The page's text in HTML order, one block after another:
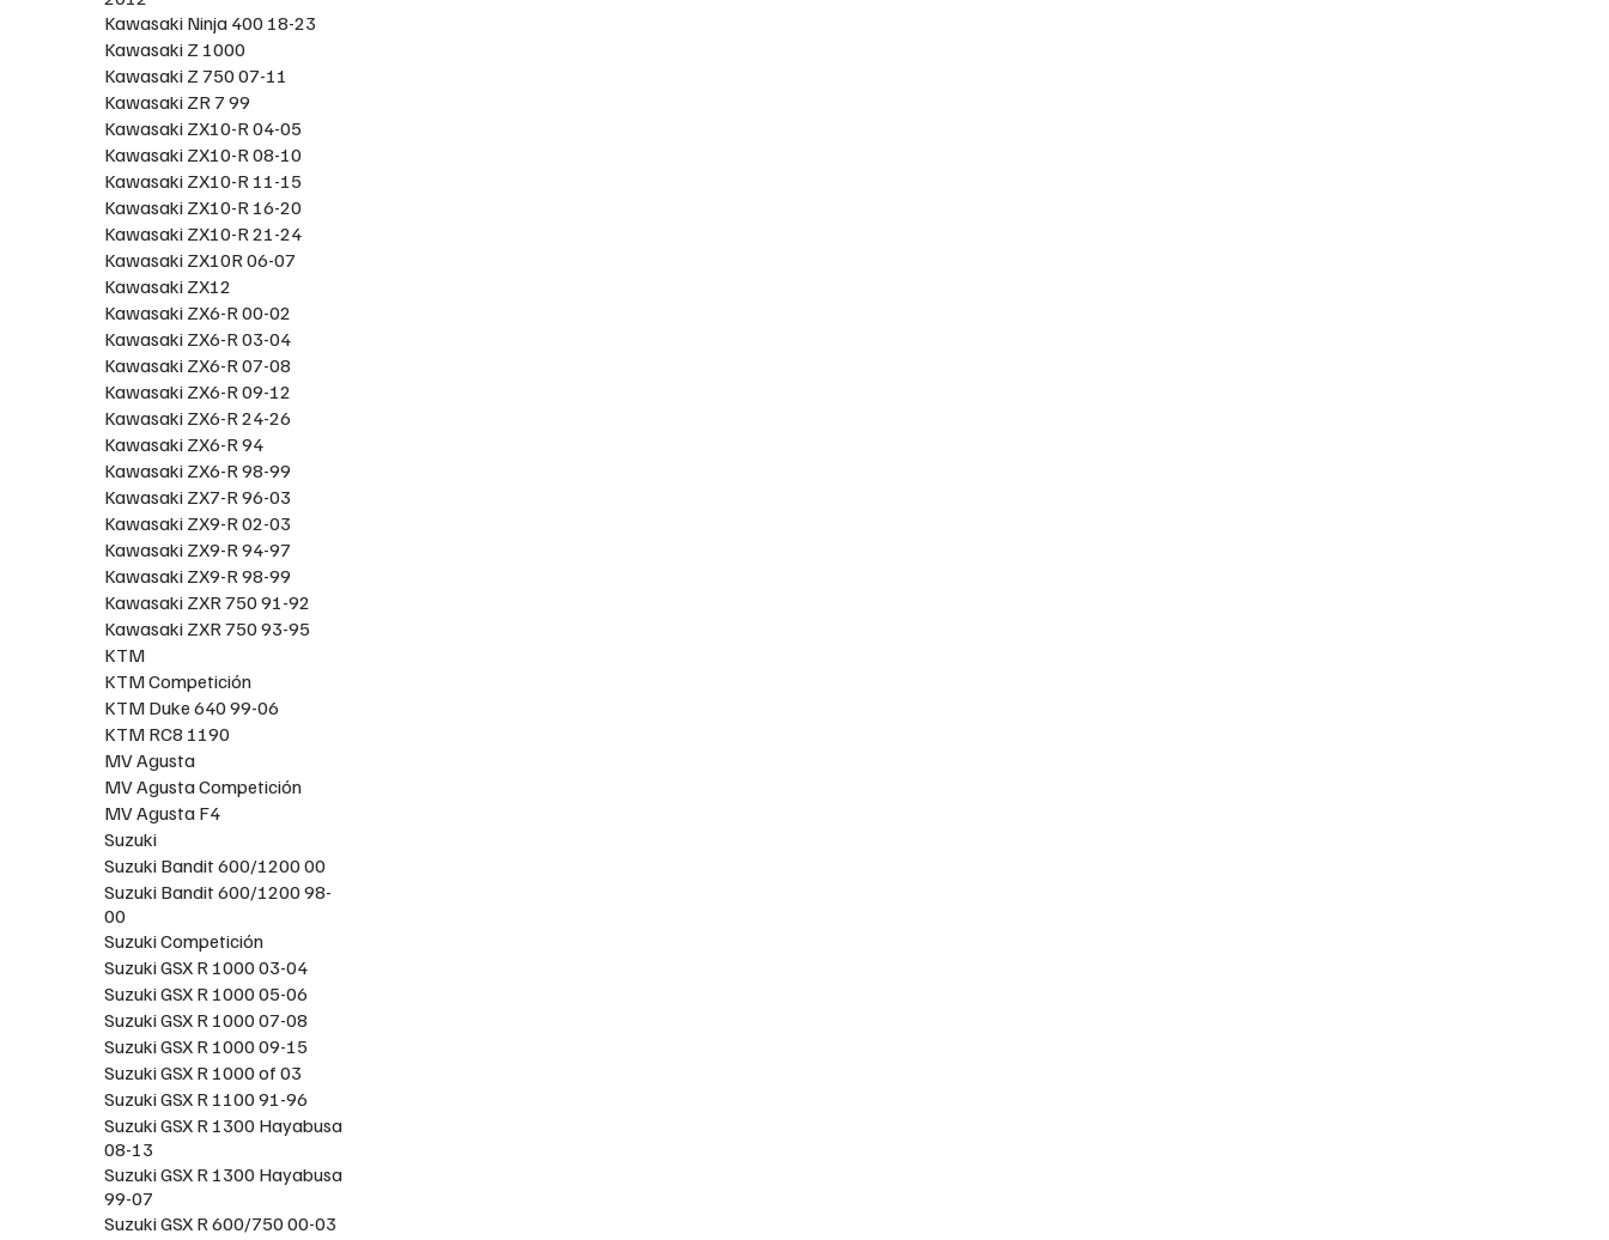
Kawasaki Ninja 400 18-23
Kawasaki Z 1000
Kawasaki Z 750 07-11
Kawasaki ZR 7 99
Kawasaki ZX10-R 04-05
Kawasaki ZX10-R 08-10
Kawasaki ZX10-R 11-15
Kawasaki ZX10-R 16-20
Kawasaki ZX10-R 21-24
Kawasaki ZX10R 06-07
Kawasaki ZX12
Kawasaki ZX6-R 00-02
Kawasaki ZX6-R 03-04
Kawasaki ZX6-R 07-08
Kawasaki ZX6-R 09-12
Kawasaki ZX6-R 24-26
Kawasaki ZX6-R 94
Kawasaki ZX6-R 98-99
Kawasaki ZX7-R 96-03
Kawasaki ZX9-R 02-03
Kawasaki ZX9-R 94-97
Kawasaki ZX9-R 98-99
Kawasaki ZXR 750 91-92
Kawasaki ZXR 750 93-95
KTM
KTM Competición
KTM Duke 640 99-06
KTM RC8 1190
MV Agusta
MV Agusta Competición
MV Agusta F4
Suzuki
Suzuki Bandit 600/1200 00
Suzuki Bandit 600/1200 98-
00
Suzuki Competición
Suzuki GSX R 1000 03-04
Suzuki GSX R 1000 05-06
Suzuki GSX R 1000 07-08
Suzuki GSX R 1000 09-15
Suzuki GSX R 1000 of 03
Suzuki GSX R 1100 91-96
Suzuki GSX R 1300 Hayabusa
08-13
Suzuki GSX R 1300 Hayabusa
99-07
Suzuki GSX R 600/750 00-03